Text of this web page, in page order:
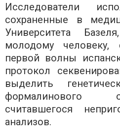
Исследователи
сохраненные в
Университета
молодому человеку,
первой волны
протокол
выделить
формалинового
считавшегося
анализов.